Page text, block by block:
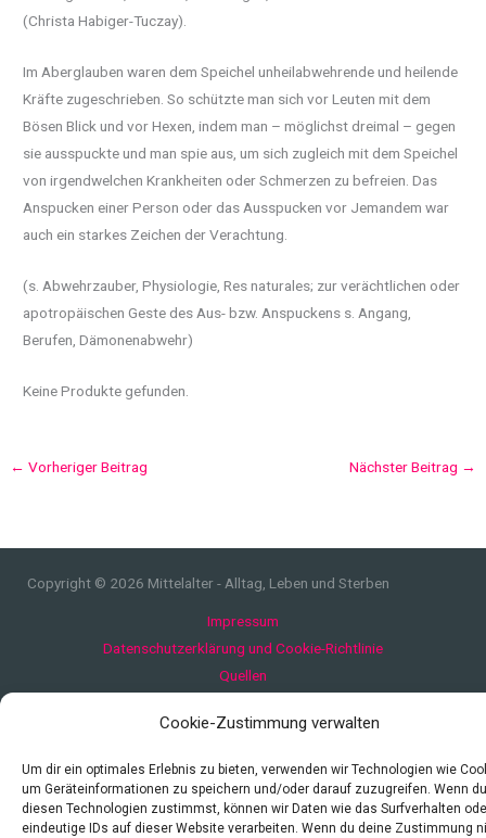
Cookie-Zustimmung verwalten
Um dir ein optimales Erlebnis zu bieten, verwenden wir Technologien wie
um Geräteinformationen zu speichern und/oder darauf zuzugreifen. Wenn du
diesen Technologien zustimmst, können wir Daten wie das Surfverhalten
eindeutige IDs auf dieser Website verarbeiten. Wenn du deine Zustimmung
(Christa Habiger-Tuczay).
Im Aberglauben waren dem Speichel unheilabwehrende und heilende
Kräfte zugeschrieben. So schützte man sich vor Leuten mit dem
Bösen Blick und vor Hexen, indem man – möglichst dreimal – gegen
sie ausspuckte und man spie aus, um sich zugleich mit dem Speichel
von irgendwelchen Krankheiten oder Schmerzen zu befreien. Das
Anspucken einer Person oder das Ausspucken vor Jemandem war
auch ein starkes Zeichen der Verachtung.
(s. Abwehrzauber, Physiologie, Res naturales; zur verächtlichen oder
apotropäischen Geste des Aus- bzw. Anspuckens s. Angang,
Berufen, Dämonenabwehr)
Keine Produkte gefunden.
← Vorheriger Beitrag Nächster Beitrag →
Copyright © 2026 Mittelalter - Alltag, Leben und Sterben
Impressum
Datenschutzerklärung und Cookie-Richtlinie
Quellen